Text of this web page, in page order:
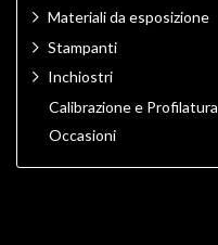
Materiali da esposizione
Stampanti
Inchiostri
Calibrazione e Profilatura
Occasioni